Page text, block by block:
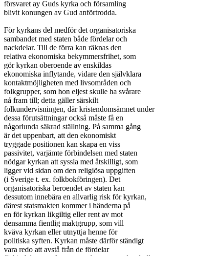
försvaret ay Guds kyrka och församling
blivit konungen av Gud anförtrodda.
För kyrkans del medför det organisatoriska
sambandet med staten både fördelar och
nackdelar. Till de förra kan räknas den
relativa ekonomiska bekymmersfrihet, som
gör kyrkan oberoende av enskildas
ekonomiska inflytande, vidare den självklara
kontaktmöjligheten med livsområden och
folkgrupper, som hon eljest skulle ha svårare
nå fram till; detta gäller särskilt
folkundervisningen, där kristendomsämnet under
dessa förutsättningar också måste få en
någorlunda säkrad ställning. På samma gång
är det uppenbart, att den ekonomiskt
tryggade positionen kan skapa en viss
passivitet, varjämte förbindelsen med staten
nödgar kyrkan att syssla med åtskilligt, som
ligger vid sidan om den religiösa uppgiften
(i Sverige t. ex. folkbokföringen). Det
organisatoriska beroendet av staten kan
dessutom innebära en allvarlig risk för kyrkan,
därest statsmakten kommer i händerna på
en för kyrkan likgiltig eller rent av mot
densamma fientlig maktgrupp, som vill
kväva kyrkan eller utnyttja henne för
politiska syften. Kyrkan måste därför ständigt
vara redo att avstå från de fördelar